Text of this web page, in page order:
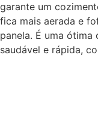
garante um
fica mais aerada e
panela. É uma
saudável e rápida,